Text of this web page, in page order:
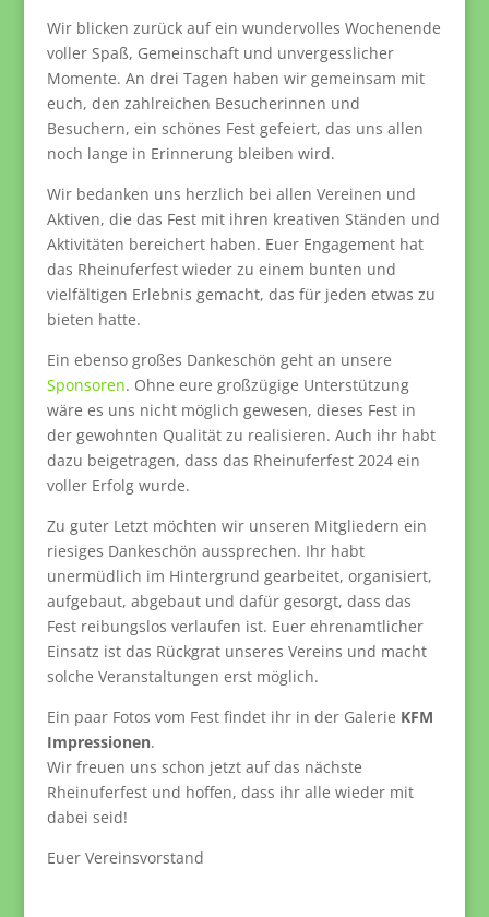
Wir blicken zurück auf ein wundervolles Wochenende
voller Spaß, Gemeinschaft und unvergesslicher
Momente. An drei Tagen haben wir gemeinsam mit
euch, den zahlreichen Besucherinnen und
Besuchern, ein schönes Fest gefeiert, das uns allen
noch lange in Erinnerung bleiben wird.
Wir bedanken uns herzlich bei allen Vereinen und
Aktiven, die das Fest mit ihren kreativen Ständen und
Aktivitäten bereichert haben. Euer Engagement hat
das Rheinuferfest wieder zu einem bunten und
vielfältigen Erlebnis gemacht, das für jeden etwas zu
bieten hatte.
Ein ebenso großes Dankeschön geht an unsere
Sponsoren. Ohne eure großzügige Unterstützung
wäre es uns nicht möglich gewesen, dieses Fest in
der gewohnten Qualität zu realisieren. Auch ihr habt
dazu beigetragen, dass das Rheinuferfest 2024 ein
voller Erfolg wurde.
Zu guter Letzt möchten wir unseren Mitgliedern ein
riesiges Dankeschön aussprechen. Ihr habt
unermüdlich im Hintergrund gearbeitet, organisiert,
aufgebaut, abgebaut und dafür gesorgt, dass das
Fest reibungslos verlaufen ist. Euer ehrenamtlicher
Einsatz ist das Rückgrat unseres Vereins und macht
solche Veranstaltungen erst möglich.
Ein paar Fotos vom Fest findet ihr in der Galerie KFM
Impressionen.
Wir freuen uns schon jetzt auf das nächste
Rheinuferfest und hoffen, dass ihr alle wieder mit
dabei seid!
Euer Vereinsvorstand